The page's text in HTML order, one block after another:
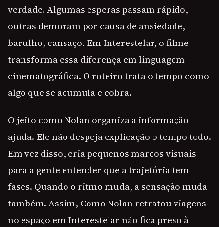
verdade. Algumas esperas passam rápido,
outras demoram por causa de ansiedade,
barulho, cansaço. Em Interestelar, o filme
transforma essa diferença em linguagem
cinematográfica. O roteiro trata o tempo como
algo que se acumula e cobra.
O jeito como Nolan organiza a informação
ajuda. Ele não despeja explicação o tempo todo.
Em vez disso, cria pequenos marcos visuais
para a gente entender que a trajetória tem
fases. Quando o ritmo muda, a sensação muda
também. Assim, Como Nolan retratou viagens
no espaço em Interestelar não fica preso à